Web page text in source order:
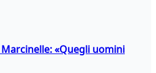
«Quegli uomini